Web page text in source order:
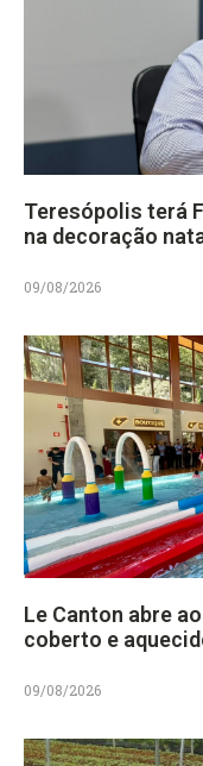
Teresópolis terá
na decoração
09/08/2026
Le Canton abre
coberto e
09/08/2026